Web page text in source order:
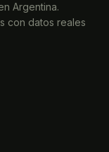
Argentina.
con datos reales